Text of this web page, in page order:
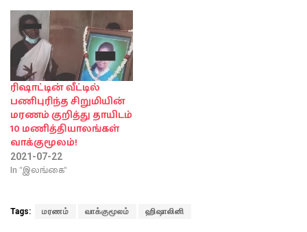
ரிஷாட்டின் வீட்டில்
பணிபுரிந்த சிறுமியின்
மரணம் குறித்து தாயிடம்
10 மணித்தியாலங்கள்
வாக்குமூலம்!
2021-07-22
In "இலங்கை"
Tags: மரணம் வாக்குமூலம் ஹிஷாலினி